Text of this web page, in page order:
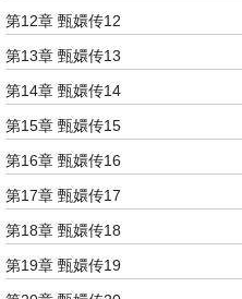
第12章 甄嬛传12
第13章 甄嬛传13
第14章 甄嬛传14
第15章 甄嬛传15
第16章 甄嬛传16
第17章 甄嬛传17
第18章 甄嬛传18
第19章 甄嬛传19